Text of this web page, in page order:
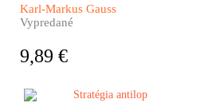
Karl-Markus Gauss
Vypredané
9,89 €